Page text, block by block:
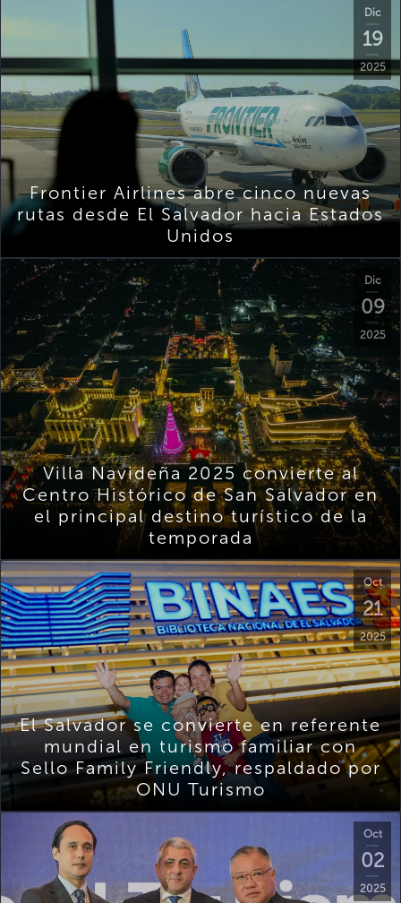
Dic
19
2025
Frontier Airlines abre cinco nuevas
rutas desde El Salvador hacia Estados
Unidos
Dic
09
2025
Villa Navideña 2025 convierte al
Centro Histórico de San Salvador en
el principal destino turístico de la
temporada
Oct
21
2025
El Salvador se convierte en referente
mundial en turismo familiar con
Sello Family Friendly, respaldado por
ONU Turismo
Oct
02
2025